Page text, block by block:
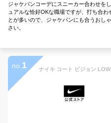
ジャケパンコーデにスニーカー合わせを
ュアルな恰好OKな職場ですが、打ち合
とが多いので、ジャケパンにも合うおし
さい。
no. 1